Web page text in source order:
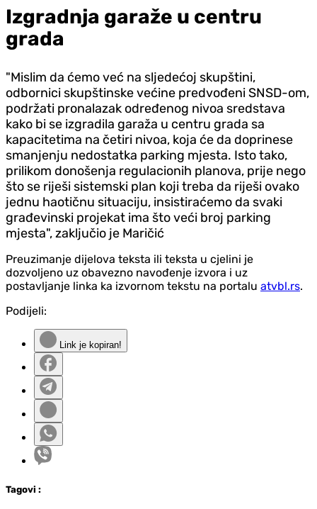
Izgradnja garaže u centru
grada
"Mislim da ćemo već na sljedećoj skupštini,
odbornici skupštinske većine predvođeni SNSD-om,
podržati pronalazak određenog nivoa sredstava
kako bi se izgradila garaža u centru grada sa
kapacitetima na četiri nivoa, koja će da doprinese
smanjenju nedostatka parking mjesta. Isto tako,
prilikom donošenja regulacionih planova, prije nego
što se riješi sistemski plan koji treba da riješi ovako
jednu haotičnu situaciju, insistiraćemo da svaki
građevinski projekat ima što veći broj parking
mjesta", zaključio je Maričić
Preuzimanje dijelova teksta ili teksta u cjelini je
dozvoljeno uz obavezno navođenje izvora i uz
postavljanje linka ka izvornom tekstu na portalu atvbl.rs.
Podijeli:
Link je kopiran!
Tagovi :